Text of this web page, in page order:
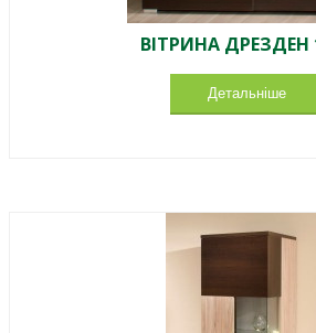
ВІТРИНА ДРЕЗДЕН
Детальніше